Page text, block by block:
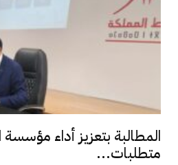
المطالبة بتعزيز أداء
متطلبات...